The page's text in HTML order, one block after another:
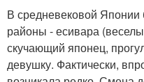
В средневековой
районы - есивара
скучающий японец,
девушку. Фактически,